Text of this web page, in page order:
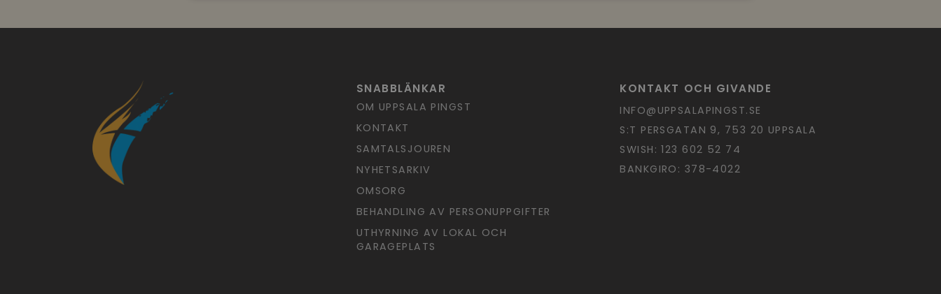
SNABBLÄNKAR
OM UPPSALA PINGST
KONTAKT
SAMTALSJOUREN
NYHETSARKIV
OMSORG
BEHANDLING AV PERSONUPPGIFTER
UTHYRNING AV LOKAL OCH
GARAGEPLATS
KONTAKT OCH GIVANDE
INFO@UPPSALAPINGST.SE
S:T PERSGATAN 9, 753 20 UPPSALA
SWISH: 123 602 52 74
BANKGIRO: 378-4022